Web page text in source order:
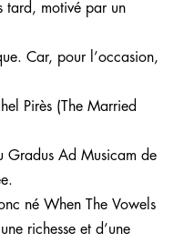
tard, motivé par un
Car, pour l’occasion,
Pirès (The Married
Gradus Ad Musicam de
né When The Vowels
richesse et d’une